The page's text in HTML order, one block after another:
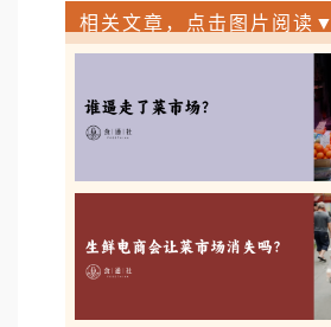
相关文章，点击图片阅读▼